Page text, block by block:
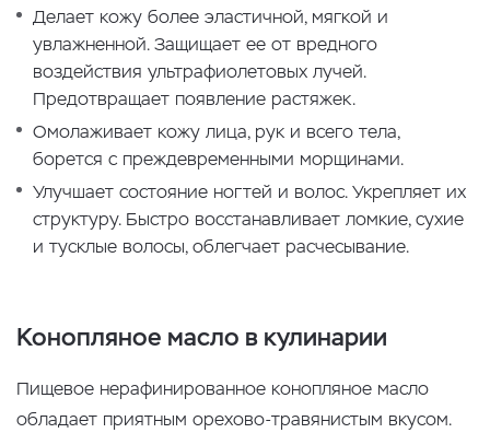
Делает кожу более эластичной, мягкой и
увлажненной. Защищает ее от вредного
воздействия ультрафиолетовых лучей.
Предотвращает появление растяжек.
Омолаживает кожу лица, рук и всего тела,
борется с преждевременными морщинами.
Улучшает состояние ногтей и волос. Укрепляет их
структуру. Быстро восстанавливает ломкие, сухие
и тусклые волосы, облегчает расчесывание.
Конопляное масло в кулинарии
Пищевое нерафинированное конопляное масло
обладает приятным орехово-травянистым вкусом.